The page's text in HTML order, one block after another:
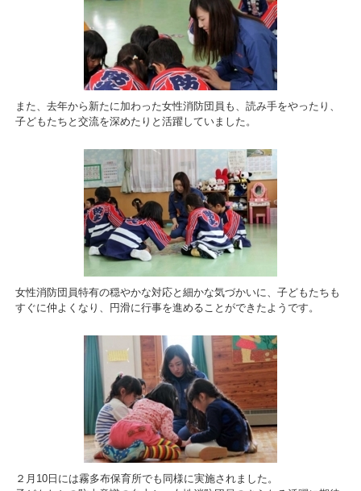
また、去年から新たに加わった女性消防団員も、読み手をやったり、
子どもたちと交流を深めたりと活躍していました。
女性消防団員特有の穏やかな対応と細かな気づかいに、子どもたちも
すぐに仲よくなり、円滑に行事を進めることができたようです。
２月10日には霧多布保育所でも同様に実施されました。